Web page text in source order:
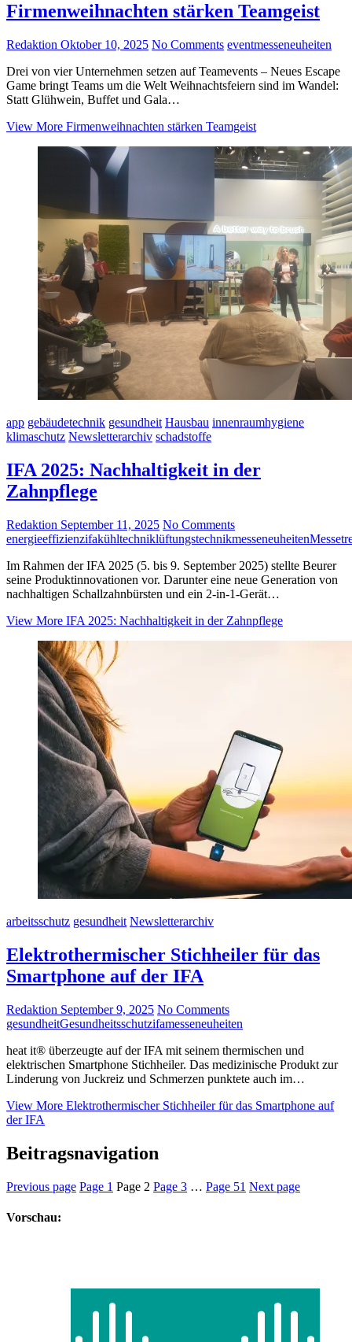
Firmenweihnachten stärken Teamgeist
Redaktion Oktober 10, 2025 No Comments eventmesseneuheiten
Drei von vier Unternehmen setzen auf Teamevents – Neues Escape
Game bringt Teams um die Welt Weihnachtsfeiern sind im Wandel:
Statt Glühwein, Buffet und Gala…
View More Firmenweihnachten stärken Teamgeist
app gebäudetechnik gesundheit Hausbau innenraumhygiene
klimaschutz Newsletterarchiv schadstoffe
IFA 2025: Nachhaltigkeit in der
Zahnpflege
Redaktion September 11, 2025 No Comments
energieeffizienzifakühltechniklüftungstechnikmesseneuheiten
Im Rahmen der IFA 2025 (5. bis 9. September 2025) stellte Beurer
seine Produktinnovationen vor. Darunter eine neue Generation von
nachhaltigen Schallzahnbürsten und ein 2-in-1-Gerät…
View More IFA 2025: Nachhaltigkeit in der Zahnpflege
arbeitsschutz gesundheit Newsletterarchiv
Elektrothermischer Stichheiler für das
Smartphone auf der IFA
Redaktion September 9, 2025 No Comments
gesundheitGesundheitsschutzifamesseneuheiten
heat it® überzeugte auf der IFA mit seinem thermischen und
elektrischen Smartphone Stichheiler. Das medizinische Produkt zur
Linderung von Juckreiz und Schmerzen punktete auch im…
View More Elektrothermischer Stichheiler für das Smartphone auf
der IFA
Beitragsnavigation
Previous page Page 1 Page 2 Page 3 … Page 51 Next page
Vorschau: